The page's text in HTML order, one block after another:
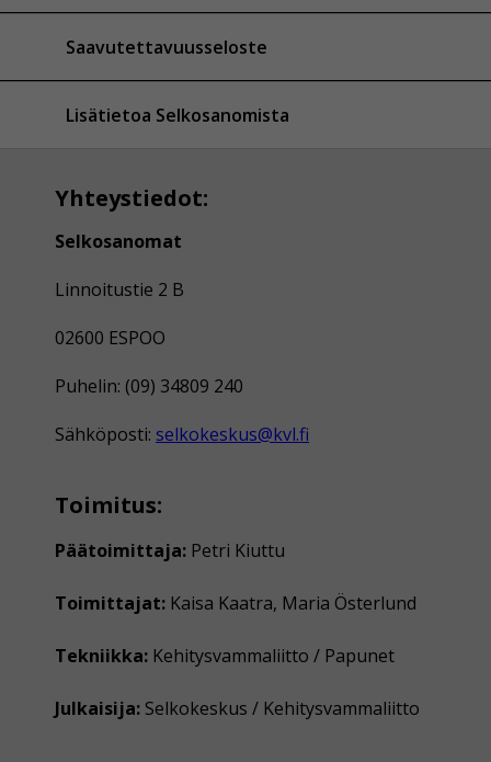
Saavutettavuusseloste
Lisätietoa Selkosanomista
Yhteystiedot:
Selkosanomat
Linnoitustie 2 B
02600 ESPOO
Puhelin: (09) 34809 240
Sähköposti: selkokeskus@kvl.fi
Toimitus:
Päätoimittaja: Petri Kiuttu
Toimittajat: Kaisa Kaatra, Maria Österlund
Tekniikka: Kehitysvammaliitto / Papunet
Julkaisija: Selkokeskus / Kehitysvammaliitto